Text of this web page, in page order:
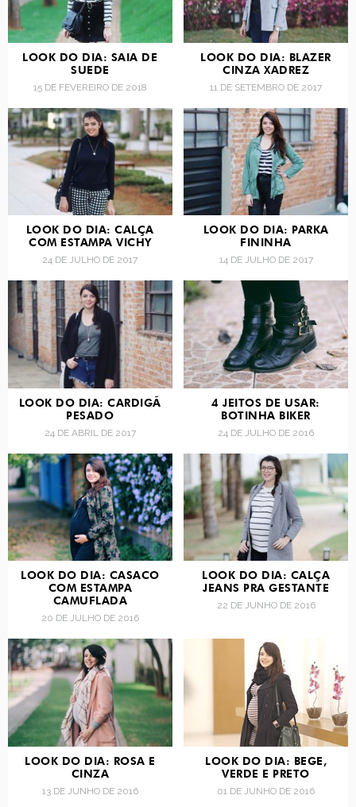
LOOK DO DIA: SAIA DE
SUEDE
15 DE FEVEREIRO DE 2018
LOOK DO DIA: BLAZER
CINZA XADREZ
11 DE SETEMBRO DE 2017
LOOK DO DIA: CALÇA
COM ESTAMPA VICHY
24 DE JULHO DE 2017
LOOK DO DIA: PARKA
FININHA
14 DE JULHO DE 2017
LOOK DO DIA: CARDIGÃ
PESADO
24 DE ABRIL DE 2017
4 JEITOS DE USAR:
BOTINHA BIKER
24 DE JULHO DE 2016
LOOK DO DIA: CASACO
COM ESTAMPA
CAMUFLADA
20 DE JULHO DE 2016
LOOK DO DIA: CALÇA
JEANS PRA GESTANTE
22 DE JUNHO DE 2016
LOOK DO DIA: ROSA E
CINZA
13 DE JUNHO DE 2016
LOOK DO DIA: BEGE,
VERDE E PRETO
01 DE JUNHO DE 2016